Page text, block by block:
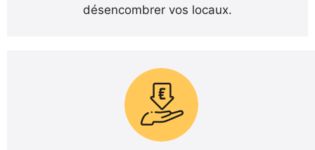
désencombrer vos locaux.